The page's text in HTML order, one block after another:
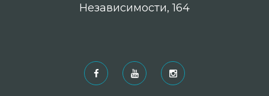
Независимости, 164